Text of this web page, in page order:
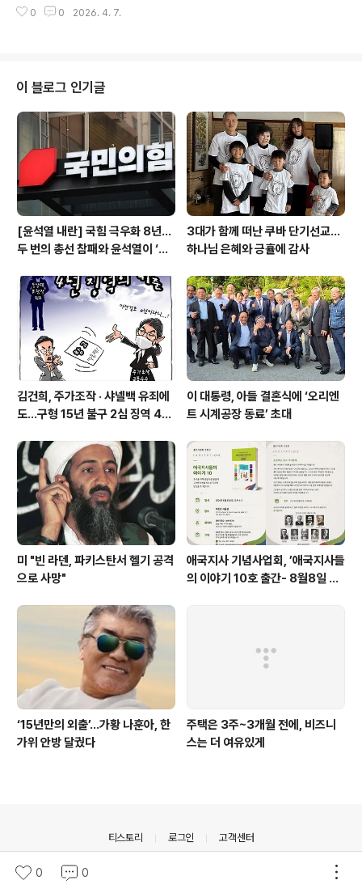
경기아트센터 소극장에서 현장 최고위원회를 열어 지난 3
송과 소셜미디어 통해 자신의 주장 강변"대검과 법무부 왜
정치검찰조작기소 의혹사건 진상규명' 국정조사특별위원
회 전체회의에서 서영교 위원장의 대기 장소 이동 조치에
따라 엘리베이터에 오르고 있다. 2026.4.3 연합 정성호
법무부 장관이 6일 '쌍방울 대북송금 사건' 수사 과정에 제
기된 '연어·술파티 회유 의혹'의 당사자인 박상용 검사의 직
무를 정지시켰다. 법무부는 정..
0 0 2026. 4. 7.
이 블로그 인기글
[윤석열 내란] 국힘 극우화 8년…
두 번의 총선 참패와 윤석열이 ‘폭
3대가 함께 떠난 쿠바 단기선교...
하나님 은혜와 긍휼에 감사
김건희, 주가조작 · 샤넬백 유죄에
도…구형 15년 불구 2심 징역 4년
이 대통령, 아들 결혼식에 ‘오리엔
트 시계공장 동료’ 초대
미 "빈 라덴, 파키스탄서 헬기 공격
으로 사망"
애국지사 기념사업회, ’애국지사들
의 이야기 10호 출간- 8월8일 출
‘15년만의 외출’…가황 나훈아, 한
가위 안방 달궜다
주택은 3주~3개월 전에, 비즈니
스는 더 여유있게
0 0
티스토리 로그인 고객센터